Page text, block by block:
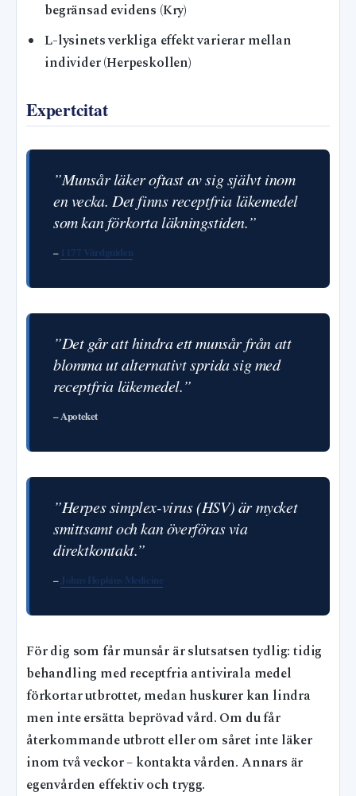
begränsad evidens (Kry)
L-lysinets verkliga effekt varierar mellan
individer (Herpeskollen)
Expertcitat
”Munsår läker oftast av sig självt inom
en vecka. Det finns receptfria läkemedel
som kan förkorta läkningstiden.”
– 1177 Vårdguiden
”Det går att hindra ett munsår från att
blomma ut alternativt sprida sig med
receptfria läkemedel.”
– Apoteket
”Herpes simplex-virus (HSV) är mycket
smittsamt och kan överföras via
direktkontakt.”
– Johns Hopkins Medicine
För dig som får munsår är slutsatsen tydlig: tidig
behandling med receptfria antivirala medel
förkortar utbrottet, medan huskurer kan lindra
men inte ersätta beprövad vård. Om du får
återkommande utbrott eller om såret inte läker
inom två veckor – kontakta vården. Annars är
egenvården effektiv och trygg.